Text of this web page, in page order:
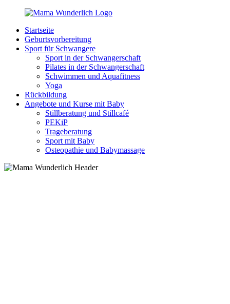
Zurück
Inhalt
MamaWunderlich.de
Mutti
sein
wunderbar!
Startseite
Geburtsvorbereitung
Sport für Schwangere
Sport in der Schwangerschaft
Pilates in der Schwangerschaft
Schwimmen und Aquafitness
Yoga
Rückbildung
Angebote und Kurse mit Baby
Stillberatung und Stillcafé
PEKiP
Trageberatung
Sport mit Baby
Osteopathie und Babymassage